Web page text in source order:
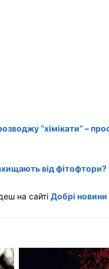
“хімікати” –
від фітофтори?
на сайті Добрі новини